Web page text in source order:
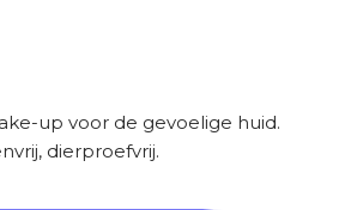
up voor de gevoelige huid.
dierproefvrij.